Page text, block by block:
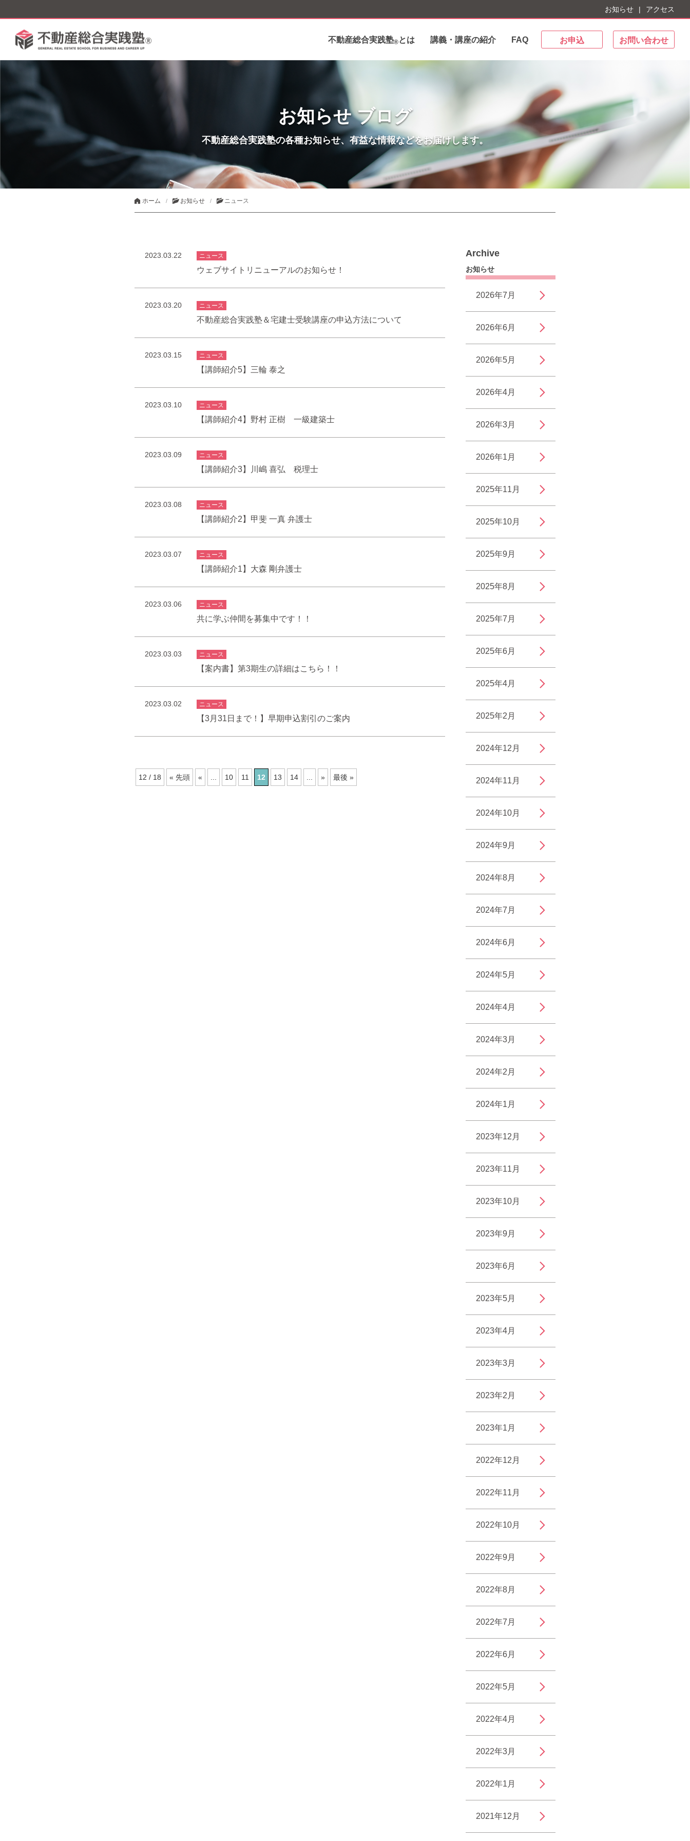
お知らせ アクセス
不動産総合実践塾®とは 講義・講座の紹介 FAQ お申込 お問い合わせ
お知らせ ブログ
不動産総合実践塾の各種お知らせ、有益な情報などをお届けします。
ホーム お知らせ ニュース
2023.03.22 ニュース
ウェブサイトリニューアルのお知らせ！
2023.03.20 ニュース
不動産総合実践塾＆宅建士受験講座の申込方法について
2023.03.15 ニュース
【講師紹介5】三輪 泰之
2023.03.10 ニュース
【講師紹介4】野村 正樹 一級建築士
2023.03.09 ニュース
【講師紹介3】川嶋 喜弘 税理士
2023.03.08 ニュース
【講師紹介2】甲斐 一真 弁護士
2023.03.07 ニュース
【講師紹介1】大森 剛弁護士
2023.03.06 ニュース
共に学ぶ仲間を募集中です！！
2023.03.03 ニュース
【案内書】第3期生の詳細はこちら！！
2023.03.02 ニュース
【3月31日まで！】早期申込割引のご案内
12 / 18 « 先頭 « 10 11 12 13 14 » 最後 »
Archive
お知らせ
2026年7月
2026年6月
2026年5月
2026年4月
2026年3月
2026年1月
2025年11月
2025年10月
2025年9月
2025年8月
2025年7月
2025年6月
2025年4月
2025年2月
2024年12月
2024年11月
2024年10月
2024年9月
2024年8月
2024年7月
2024年6月
2024年5月
2024年4月
2024年3月
2024年2月
2024年1月
2023年12月
2023年11月
2023年10月
2023年9月
2023年6月
2023年5月
2023年4月
2023年3月
2023年2月
2023年1月
2022年12月
2022年11月
2022年10月
2022年9月
2022年8月
2022年7月
2022年6月
2022年5月
2022年4月
2022年3月
2022年1月
2021年12月